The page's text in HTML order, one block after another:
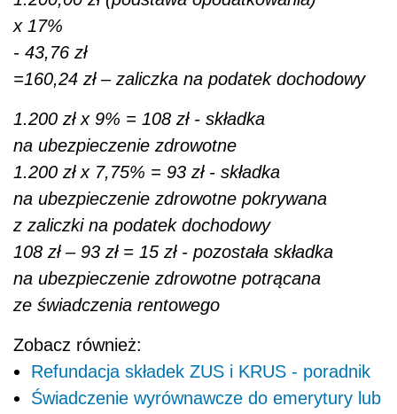
x 17%
- 43,76 zł
=160,24 zł – zaliczka na podatek dochodowy
1.200 zł x 9% = 108 zł - składka
na ubezpieczenie zdrowotne
1.200 zł x 7,75% = 93 zł - składka
na ubezpieczenie zdrowotne pokrywana
z zaliczki na podatek dochodowy
108 zł – 93 zł = 15 zł - pozostała składka
na ubezpieczenie zdrowotne potrącana
ze świadczenia rentowego
Zobacz również:
Refundacja składek ZUS i KRUS - poradnik
Świadczenie wyrównawcze do emerytury lub